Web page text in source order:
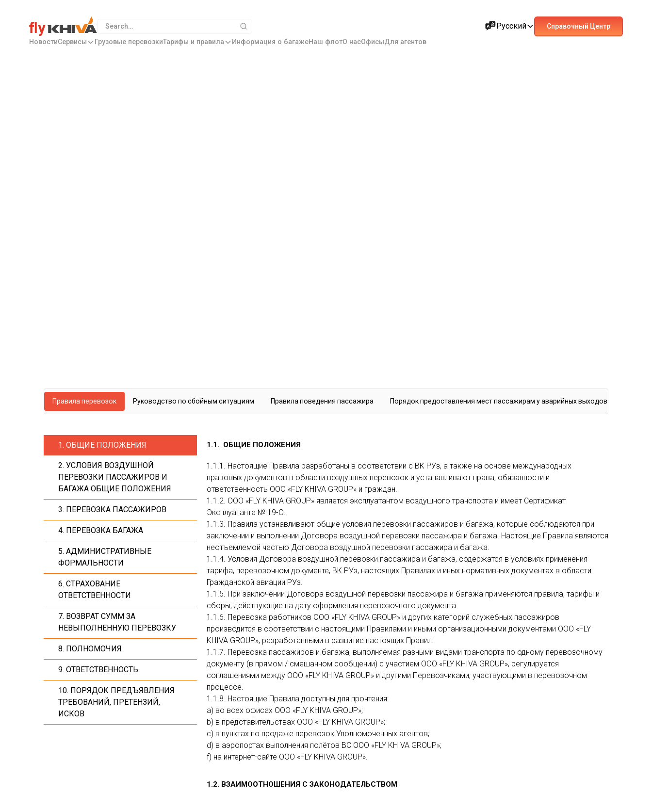
Русский Справочный Центр
НовостиСервисы Грузовые перевозкиТарифы и правила Информация о багажеНаш флотО насОфисыДля агентов
Правила перевозок Руководство по сбойным ситуациям Правила поведения пассажира Порядок предоставления мест пассажирам у аварийных выходов
1. ОБЩИЕ ПОЛОЖЕНИЯ
2. УСЛОВИЯ ВОЗДУШНОЙ
ПЕРЕВОЗКИ ПАССАЖИРОВ И
БАГАЖА ОБЩИЕ ПОЛОЖЕНИЯ
3. ПЕРЕВОЗКА ПАССАЖИРОВ
4. ПЕРЕВОЗКА БАГАЖА
5. АДМИНИСТРАТИВНЫЕ
ФОРМАЛЬНОСТИ
6. СТРАХОВАНИЕ
ОТВЕТСТВЕННОСТИ
7. ВОЗВРАТ СУММ ЗА
НЕВЫПОЛНЕННУЮ ПЕРЕВОЗКУ
8. ПОЛНОМОЧИЯ
9. ОТВЕТСТВЕННОСТЬ
10. ПОРЯДОК ПРЕДЪЯВЛЕНИЯ
ТРЕБОВАНИЙ, ПРЕТЕНЗИЙ,
ИСКОВ
1.1. ОБЩИЕ ПОЛОЖЕНИЯ
1.1.1. Настоящие Правила разработаны в соответствии с ВК РУз, а также на основе международных
правовых документов в области воздушных перевозок и устанавливают права, обязанности и
ответственность ООО «FLY KHIVA GROUP» и граждан.
1.1.2. ООО «FLY KHIVA GROUP» является эксплуатантом воздушного транспорта и имеет Сертификат
Эксплуатанта № 19-О.
1.1.3. Правила устанавливают общие условия перевозки пассажиров и багажа, которые соблюдаются при
заключении и выполнении Договора воздушной перевозки пассажира и багажа. Настоящие Правила являются
неотъемлемой частью Договора воздушной перевозки пассажира и багажа.
1.1.4. Условия Договора воздушной перевозки пассажира и багажа, содержатся в условиях применения
тарифа, перевозочном документе, ВК РУз, настоящих Правилах и иных нормативных документах в области
Гражданской авиации РУз.
1.1.5. При заключении Договора воздушной перевозки пассажира и багажа применяются правила, тарифы и
сборы, действующие на дату оформления перевозочного документа.
1.1.6. Перевозка работников ООО «FLY KHIVA GROUP» и других категорий служебных пассажиров
производится в соответствии с настоящими Правилами и иными организационными документами ООО «FLY
KHIVA GROUP», разработанными в развитие настоящих Правил.
1.1.7. Перевозка пассажиров и багажа, выполняемая разными видами транспорта по одному перевозочному
документу (в прямом / смешанном сообщении) с участием ООО «FLY KHIVA GROUP», регулируется
соглашениями между ООО «FLY KHIVA GROUP» и другими Перевозчиками, участвующими в перевозочном
процессе.
1.1.8. Настоящие Правила доступны для прочтения:
a) во всех офисах ООО «FLY KHIVA GROUP»;
b) в представительствах ООО «FLY KHIVA GROUP»;
c) в пунктах по продаже перевозок Уполномоченных агентов;
d) в аэропортах выполнения полётов ВС ООО «FLY KHIVA GROUP»;
f) на интернет-сайте ООО «FLY KHIVA GROUP».
1.2. ВЗАИМООТНОШЕНИЯ С ЗАКОНОДАТЕЛЬСТВОМ